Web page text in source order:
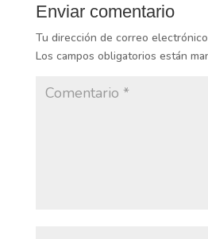
Enviar comentario
Tu dirección de correo
Los campos obligatorios están